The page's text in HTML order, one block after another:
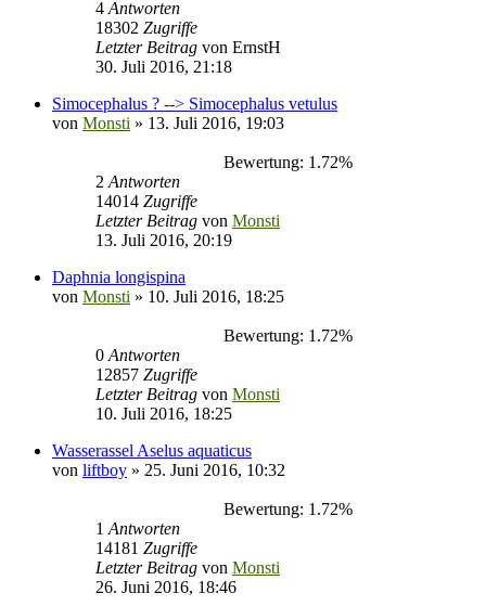
4 Antworten
18302 Zugriffe
Letzter Beitrag von ErnstH
30. Juli 2016, 21:18
Simocephalus ? --> Simocephalus vetulus
von Monsti » 13. Juli 2016, 19:03
Bewertung: 1.72%
2 Antworten
14014 Zugriffe
Letzter Beitrag von Monsti
13. Juli 2016, 20:19
Daphnia longispina
von Monsti » 10. Juli 2016, 18:25
Bewertung: 1.72%
0 Antworten
12857 Zugriffe
Letzter Beitrag von Monsti
10. Juli 2016, 18:25
Wasserassel Aselus aquaticus
von liftboy » 25. Juni 2016, 10:32
Bewertung: 1.72%
1 Antworten
14181 Zugriffe
Letzter Beitrag von Monsti
26. Juni 2016, 18:46